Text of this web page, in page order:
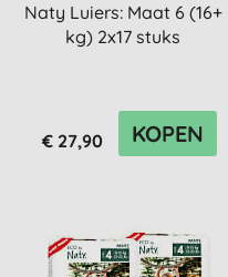
Naty Luiers: Maat 6 (16+
kg) 2x17 stuks
€ 27,90 KOPEN